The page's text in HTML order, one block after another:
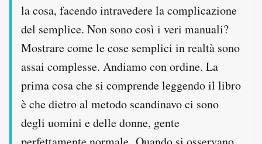
la cosa, facendo intravedere la complicazione
del semplice. Non sono così i veri manuali?
Mostrare come le cose semplici in realtà sono
assai complesse. Andiamo con ordine. La
prima cosa che si comprende leggendo il libro
è che dietro al metodo scandinavo ci sono
degli uomini e delle donne, gente